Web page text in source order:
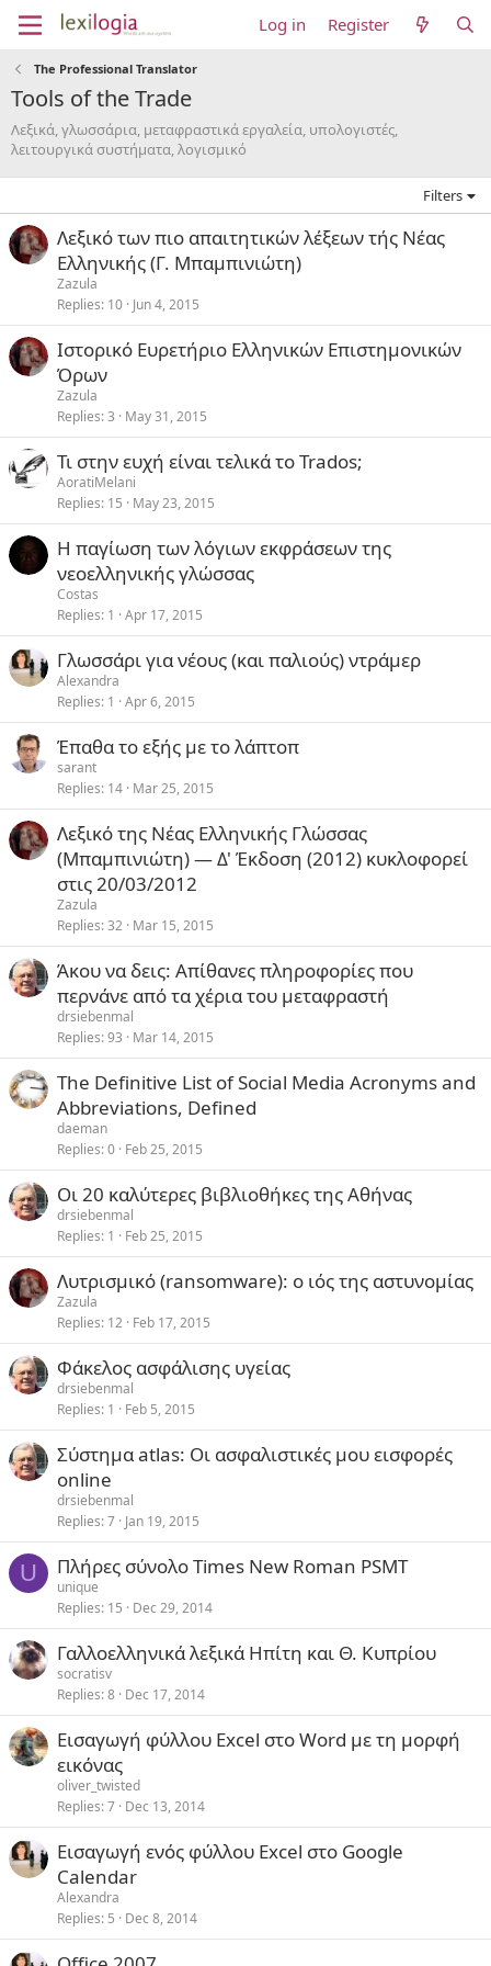
Log in Register
The Professional Translator
Tools of the Trade
Λεξικά, γλωσσάρια, μεταφραστικά εργαλεία, υπολογιστές,
λειτουργικά συστήματα, λογισμικό
Filters
Λεξικό των πιο απαιτητικών λέξεων τής Νέας
Ελληνικής (Γ. Μπαμπινιώτη)
Zazula
Replies 10 Jun 4, 2015
Ιστορικό Ευρετήριο Ελληνικών Επιστημονικών
Όρων
Zazula
Replies 3 May 31, 2015
Τι στην ευχή είναι τελικά το Trados;
AoratiMelani
Replies 15 May 23, 2015
Η παγίωση των λόγιων εκφράσεων της
νεοελληνικής γλώσσας
Costas
Replies 1 Apr 17, 2015
Γλωσσάρι για νέους (και παλιούς) ντράμερ
Alexandra
Replies 1 Apr 6, 2015
Έπαθα το εξής με το λάπτοπ
sarant
Replies 14 Mar 25, 2015
Λεξικό της Νέας Ελληνικής Γλώσσας
(Μπαμπινιώτη) — Δ' Έκδοση (2012) κυκλοφορεί
στις 20/03/2012
Zazula
Replies 32 Mar 15, 2015
Άκου να δεις: Απίθανες πληροφορίες που
περνάνε από τα χέρια του μεταφραστή
drsiebenmal
Replies 93 Mar 14, 2015
The Definitive List of Social Media Acronyms and
Abbreviations, Defined
daeman
Replies 0 Feb 25, 2015
Οι 20 καλύτερες βιβλιοθήκες της Αθήνας
drsiebenmal
Replies 1 Feb 25, 2015
Λυτρισμικό (ransomware): ο ιός της αστυνομίας
Zazula
Replies 12 Feb 17, 2015
Φάκελος ασφάλισης υγείας
drsiebenmal
Replies 1 Feb 5, 2015
Σύστημα atlas: Οι ασφαλιστικές μου εισφορές
online
drsiebenmal
Replies 7 Jan 19, 2015
U Πλήρες σύνολο Times New Roman PSMT
unique
Replies 15 Dec 29, 2014
Γαλλοελληνικά λεξικά Ηπίτη και Θ. Κυπρίου
socratisv
Replies 8 Dec 17, 2014
Εισαγωγή φύλλου Excel στο Word με τη μορφή
εικόνας
oliver_twisted
Replies 7 Dec 13, 2014
Εισαγωγή ενός φύλλου Excel στο Google
Calendar
Alexandra
Replies 5 Dec 8, 2014